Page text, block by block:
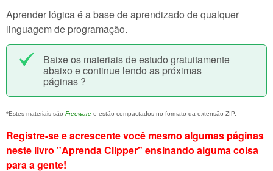
Aprender lógica é a base de aprendizado de qualquer
linguagem de programação.
Baixe os materiais de estudo gratuitamente
abaixo e continue lendo as próximas
páginas ?
*Estes materiais são Freeware e estão compactados no formato da extensão ZIP.
Registre-se e acrescente você mesmo algumas páginas
neste livro "Aprenda Clipper" ensinando alguma coisa
para a gente!